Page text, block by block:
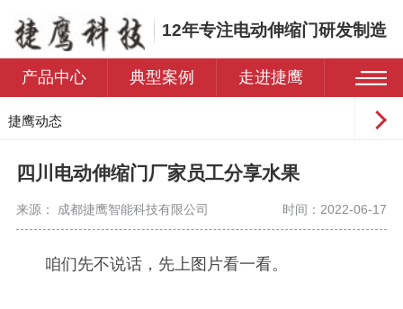
12年专注电动伸缩门研发制造
产品中心 典型案例 走进捷鹰
捷鹰动态
四川电动伸缩门厂家员工分享水果
来源： 成都捷鹰智能科技有限公司 时间：2022-06-17
咱们先不说话，先上图片看一看。